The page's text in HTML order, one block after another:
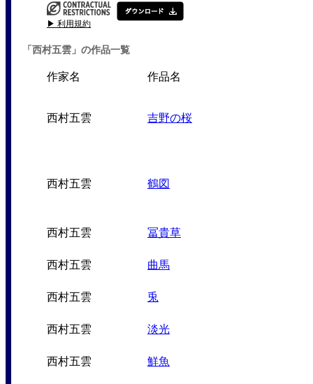
▶ 利用規約
「西村五雲」の作品一覧
作家名 作品名
西村五雲 吉野の桜
西村五雲 鶴図
西村五雲 冨貴草
西村五雲 曲馬
西村五雲 兎
西村五雲 淡光
西村五雲 鮮魚